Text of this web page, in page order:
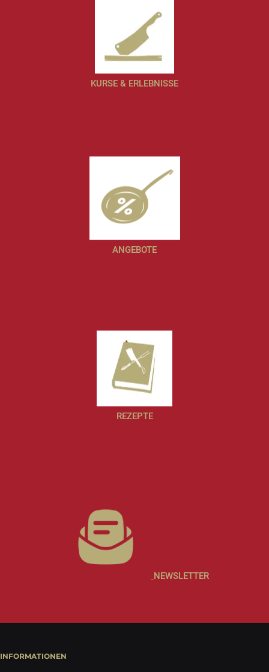
KURSE & ERLEBNISSE
ANGEBOTE
REZEPTE
NEWSLETTER
INFORMATIONEN